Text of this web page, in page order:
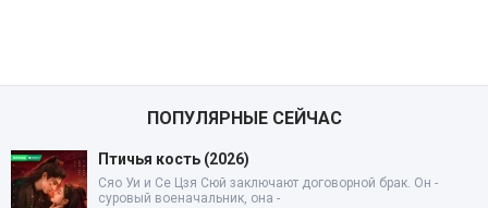
ПОПУЛЯРНЫЕ СЕЙЧАС
Птичья кость (2026)
Сяо Уи и Се Цзя Сюй заключают договорной брак. Он -
суровый военачальник, она -